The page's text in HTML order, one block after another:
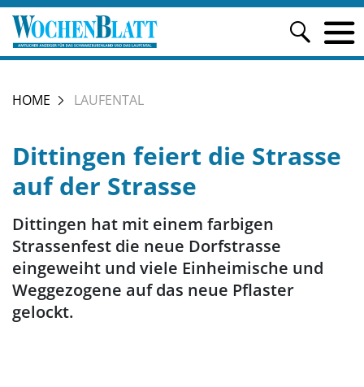
HOME LAUFENTAL
Dittingen feiert die Strasse
auf der Strasse
Dittingen hat mit einem farbigen
Strassenfest die neue Dorfstrasse
eingeweiht und viele Einheimische und
Weggezogene auf das neue Pflaster
gelockt.